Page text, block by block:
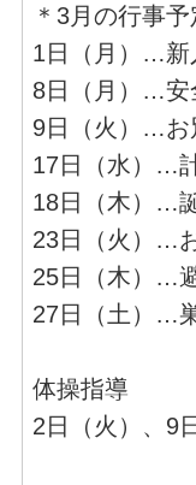
＊3月の行事予
1日（月）…新
8日（月）…安
9日（火）…お
17日（水）…
18日（木）…
23日（火）…
25日（木）…
27日（土）…
体操指導
2日（火）、9